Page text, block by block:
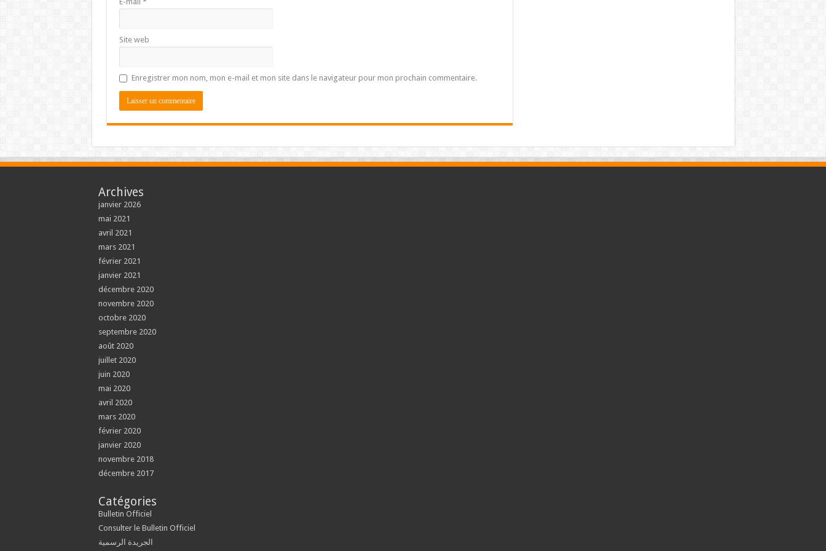
Site web
Enregistrer mon nom, mon e-mail et mon site dans le navigateur pour mon prochain commentaire.
Archives
janvier 2026
mai 2021
avril 2021
mars 2021
février 2021
janvier 2021
décembre 2020
novembre 2020
octobre 2020
septembre 2020
août 2020
juillet 2020
juin 2020
mai 2020
avril 2020
mars 2020
février 2020
janvier 2020
novembre 2018
décembre 2017
Catégories
Bulletin Officiel
Consulter le Bulletin Officiel
الجريدة الرسمية